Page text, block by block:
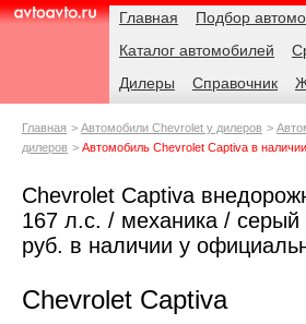
AvtoAvto.ru
Навигация Главная
Подбор
Каталог автомобилей
Дилеры
Справочник
Родительские
Главная Автомобили Chevrolet у дилеров
дилеров
Автомобиль Chevrolet Captiva в
Chevrolet Captiva
167 л.с. / механика /
руб. в наличии у
Chevrolet Captiva